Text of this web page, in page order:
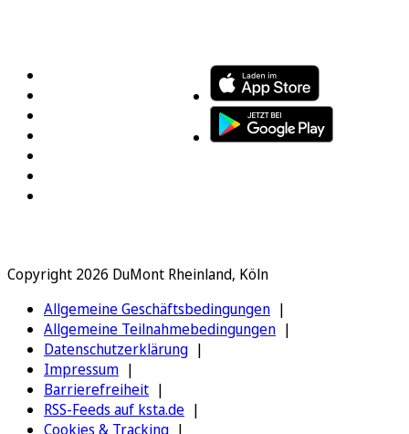
Copyright 2026 DuMont Rheinland, Köln
Allgemeine Geschäftsbedingungen
Allgemeine Teilnahmebedingungen
Datenschutzerklärung
Impressum
Barrierefreiheit
RSS-Feeds auf ksta.de
Cookies & Tracking